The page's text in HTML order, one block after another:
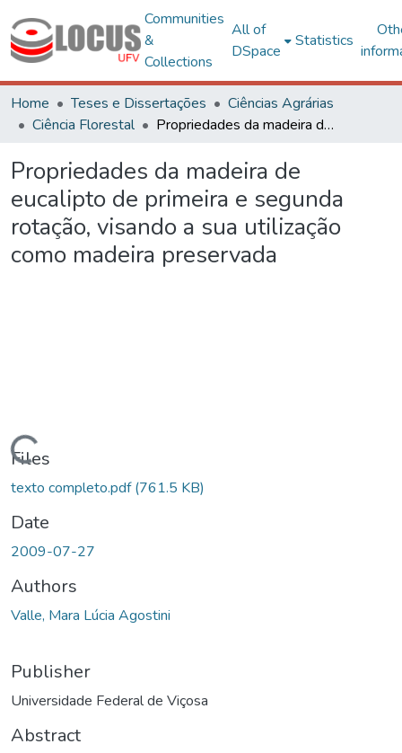
Communities
&
Collections
All of
DSpace
Statistics
Home Teses e Dissertações
Ciências Agrárias
Ciência Florestal
Propriedades da madeira de eucalipto de primeira e segunda rotação, visando a sua utilização como madeira preservada
Propriedades da madeira de
eucalipto de primeira e segunda
rotação, visando a sua utilização
como madeira preservada
Files
texto completo.pdf(761.5 KB)
Date
2009-07-27
Authors
Valle, Mara Lúcia Agostini
Publisher
Universidade Federal de Viçosa
Abstract